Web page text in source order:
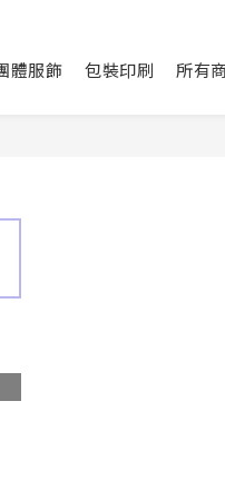
體服飾 包裝印刷 所有